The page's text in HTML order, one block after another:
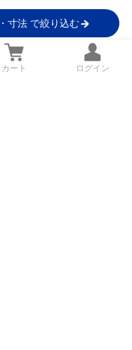
寸法 で絞り込む
カート ログイン